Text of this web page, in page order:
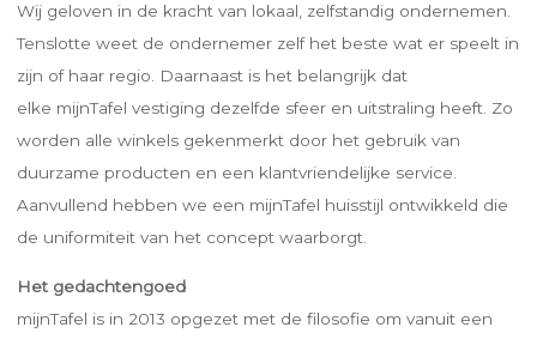
Wij geloven in de kracht van lokaal, zelfstandig ondernemen.
Tenslotte weet de ondernemer zelf het beste wat er speelt in
zijn of haar regio. Daarnaast is het belangrijk dat
elke mijnTafel vestiging dezelfde sfeer en uitstraling heeft. Zo
worden alle winkels gekenmerkt door het gebruik van
duurzame producten en een klantvriendelijke service.
Aanvullend hebben we een mijnTafel huisstijl ontwikkeld die
de uniformiteit van het concept waarborgt.
Het gedachtengoed
mijnTafel is in 2013 opgezet met de filosofie om vanuit een